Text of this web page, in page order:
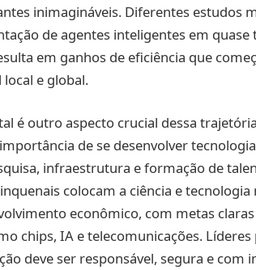
inimagináveis. Diferentes estudos
de agentes inteligentes em
em ganhos de eficiência que
e global.
é outro aspecto crucial dessa
de se desenvolver
infraestrutura e formação de
colocam a ciência e
econômico, com metas
chips, IA e telecomunicações.
deve ser responsável, segura e com